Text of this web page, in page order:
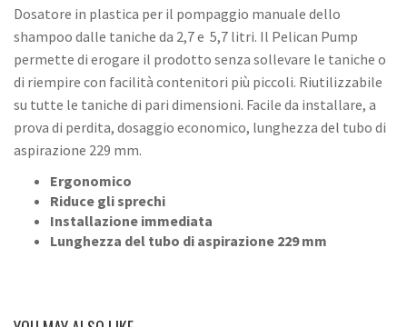
Dosatore in plastica per il pompaggio manuale dello
shampoo dalle taniche da 2,7 e 5,7 litri. Il Pelican Pump
permette di erogare il prodotto senza sollevare le taniche o
di riempire con facilità contenitori più piccoli. Riutilizzabile
su tutte le taniche di pari dimensioni. Facile da installare, a
prova di perdita, dosaggio economico, lunghezza del tubo di
aspirazione 229 mm.
Ergonomico
Riduce gli sprechi
Installazione immediata
Lunghezza del tubo di aspirazione 229 mm